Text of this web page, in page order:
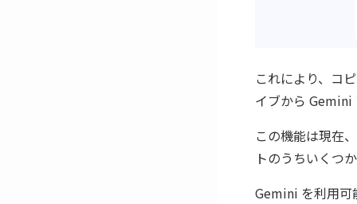
これにより、コ
イブから Gemini
この機能は現在
トのうちいくつ
Gemini を利用可